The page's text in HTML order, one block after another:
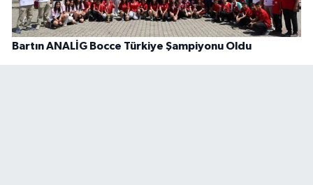
Bartın ANALİG Bocce Türkiye Şampiyonu Oldu